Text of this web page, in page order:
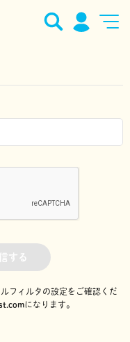
する
フィルタの設定をご確認くだ
になります。